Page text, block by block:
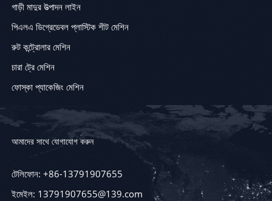
গাড়ী মাদুর উত্পাদন লাইন
পিএলএ ডিগ্রেডেবল প্লাস্টিক শীট মেশিন
রুট কন্ট্রোলার মেশিন
চারা ট্রে মেশিন
ফোস্কা প্যাকেজিং মেশিন
আমাদের সাথে যোগাযোগ করুন
টেলিফোন: +86-13791907655
ইমেইল: 13791907655@139.com